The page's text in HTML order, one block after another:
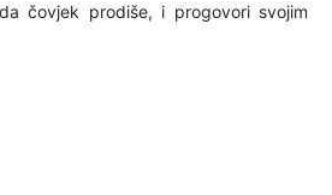
čovjek prodiše, i progovori svojim